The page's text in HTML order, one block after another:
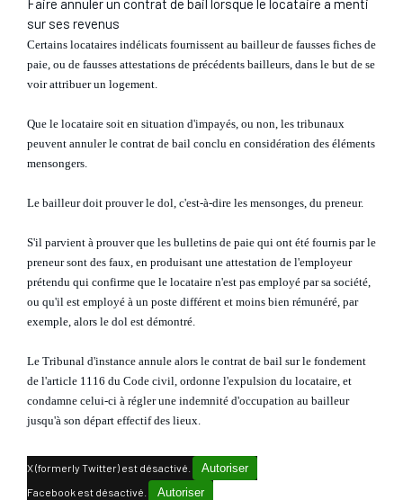
Faire annuler un contrat de bail lorsque le locataire a menti
sur ses revenus
Certains locataires indélicats fournissent au bailleur de fausses fiches de
paie, ou de fausses attestations de précédents bailleurs, dans le but de se
voir attribuer un logement.
Que le locataire soit en situation d'impayés, ou non, les tribunaux
peuvent annuler le contrat de bail conclu en considération des éléments
mensongers.
Le bailleur doit prouver le dol, c'est-à-dire les mensonges, du preneur.
S'il parvient à prouver que les bulletins de paie qui ont été fournis par le
preneur sont des faux, en produisant une attestation de l'employeur
prétendu qui confirme que le locataire n'est pas employé par sa société,
ou qu'il est employé à un poste différent et moins bien rémunéré, par
exemple, alors le dol est démontré.
Le Tribunal d'instance annule alors le contrat de bail sur le fondement
de l'article 1116 du Code civil, ordonne l'expulsion du locataire, et
condamne celui-ci à régler une indemnité d'occupation au bailleur
jusqu'à son départ effectif des lieux.
X (formerly Twitter) est désactivé. Autoriser
Facebook est désactivé. Autoriser